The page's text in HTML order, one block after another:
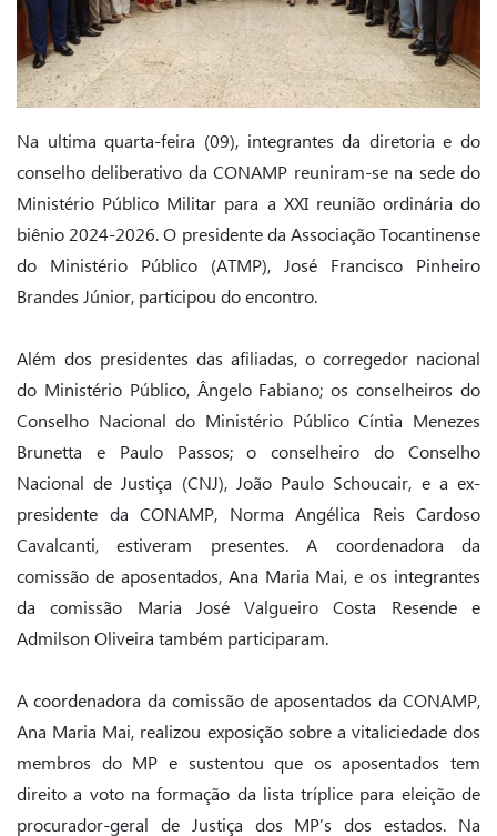
Na ultima quarta-feira (09), integrantes da diretoria e do
conselho deliberativo da CONAMP reuniram-se na sede do
Ministério Público Militar para a XXI reunião ordinária do
biênio 2024-2026. O presidente da Associação Tocantinense
do Ministério Público (ATMP), José Francisco Pinheiro
Brandes Júnior, participou do encontro.
Além dos presidentes das afiliadas, o corregedor nacional
do Ministério Público, Ângelo Fabiano; os conselheiros do
Conselho Nacional do Ministério Público Cíntia Menezes
Brunetta e Paulo Passos; o conselheiro do Conselho
Nacional de Justiça (CNJ), João Paulo Schoucair, e a ex-
presidente da CONAMP, Norma Angélica Reis Cardoso
Cavalcanti, estiveram presentes. A coordenadora da
comissão de aposentados, Ana Maria Mai, e os integrantes
da comissão Maria José Valgueiro Costa Resende e
Admilson Oliveira também participaram.
A coordenadora da comissão de aposentados da CONAMP,
Ana Maria Mai, realizou exposição sobre a vitaliciedade dos
membros do MP e sustentou que os aposentados tem
direito a voto na formação da lista tríplice para eleição de
procurador-geral de Justiça dos MP’s dos estados. Na